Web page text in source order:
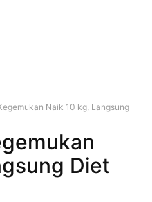
Naik 10 kg, Langsung
Diet